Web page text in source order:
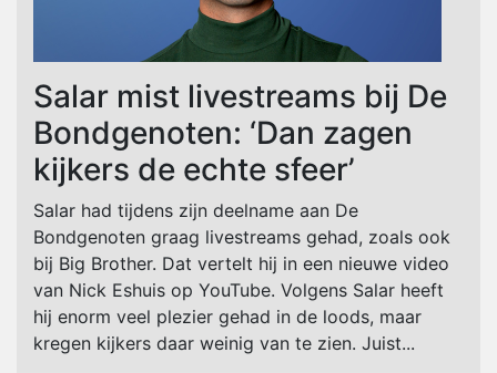
Salar mist livestreams bij De
Bondgenoten: ‘Dan zagen
kijkers de echte sfeer’
Salar had tijdens zijn deelname aan De
Bondgenoten graag livestreams gehad, zoals ook
bij Big Brother. Dat vertelt hij in een nieuwe video
van Nick Eshuis op YouTube. Volgens Salar heeft
hij enorm veel plezier gehad in de loods, maar
kregen kijkers daar weinig van te zien. Juist...